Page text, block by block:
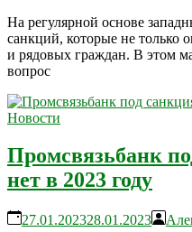
На регулярной основе
санкций, которые не только
и рядовых граждан. В этом
вопрос
Новости
Промсвязьбанк
нет в 2023 году
27.01.202328.01.2023